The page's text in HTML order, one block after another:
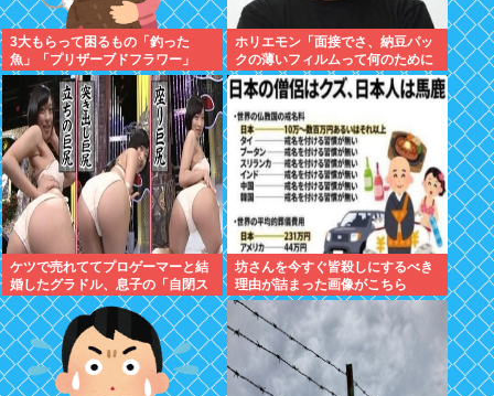
3大もらって困るもの「釣った
魚」「プリザーブドフラワー」
ホリエモン「面接でさ、納豆パッ
クの薄いフィルムって何のために
入っていの？って聞くわけ」
ケツで売れててプロゲーマーと結
婚したグラドル、息子の「自閉ス
ペクトラム症」診断にショックで
泣く
坊さんを今すぐ皆殺しにするべき
理由が詰まった画像がこちら